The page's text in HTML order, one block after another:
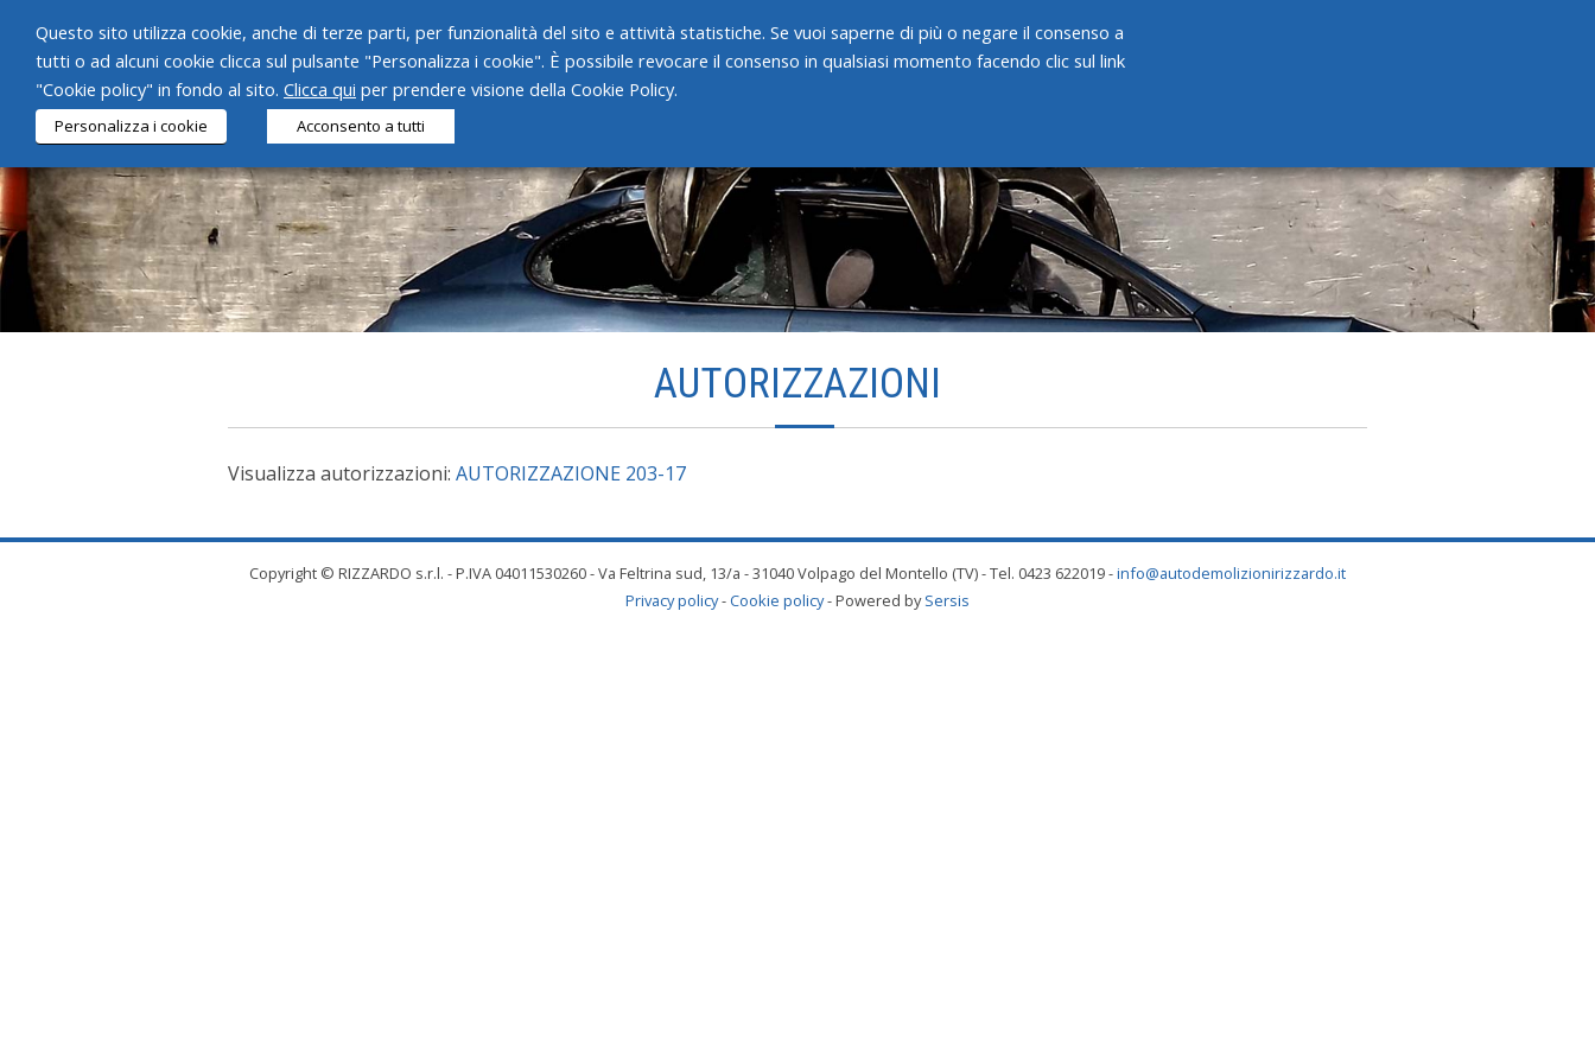
HOME CHI SIAMO SERVIZI PRODOTTI
AUTORIZZAZIONI
Visualizza autorizzazioni: AUTORIZZAZIONE 203-17
Copyright © RIZZARDO s.r.l. - P.IVA 04011530260 - Va Feltrina sud, 13/a - 31040 Volpago del Montello (TV) - Tel. 0423 622019 -info@autodemolizionirizzardo.it
Privacy policy-Cookie policy- Powered bySersis
Questo sito utilizza cookie, anche di terze parti, per funzionalità del sito e attività statistiche. Se vuoi saperne di più o negare il consenso a
tutti o ad alcuni cookie clicca sul pulsante "Personalizza i cookie". È possibile revocare il consenso in qualsiasi momento facendo clic sul link
"Cookie policy" in fondo al sito. Clicca qui per prendere visione della Cookie Policy.
Personalizza i cookie Acconsento a tutti